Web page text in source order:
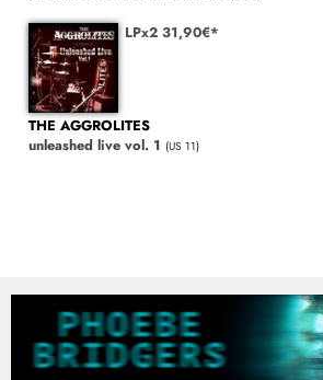
LPx2 31,90€*
THE AGGROLITES
unleashed live vol. 1 (US 11)